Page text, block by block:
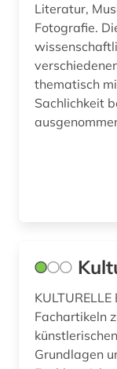
mode (1)
musical (1)
musik (123)
Literatur,
Fotografie.
thematisch
Sachlichkeit
Fachartikeln
Grundlagen